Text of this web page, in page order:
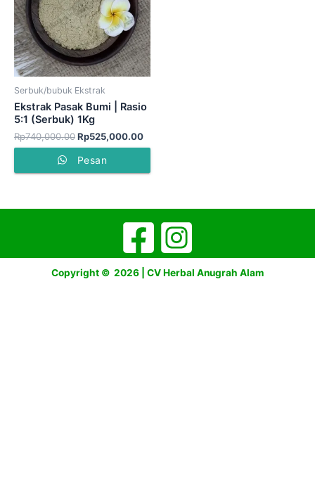
Serbuk/bubuk Ekstrak
Ekstrak Pasak Bumi | Rasio
5:1 (Serbuk) 1Kg
Rp740,000.00Rp525,000.00
Pesan
Copyright © 2026 | CV Herbal Anugrah Alam